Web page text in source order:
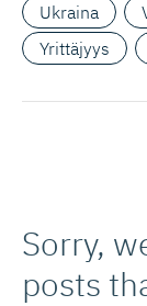
Ukraina
Yrittäjyys
Sorry,
posts